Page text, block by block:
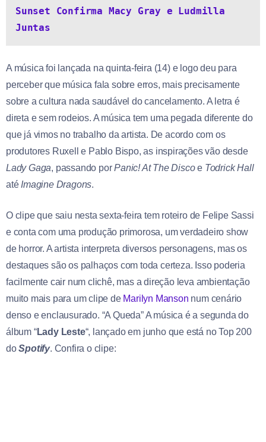
Sunset Confirma Macy Gray e Ludmilla
Juntas
A música foi lançada na quinta-feira (14) e logo deu para
perceber que música fala sobre erros, mais precisamente
sobre a cultura nada saudável do cancelamento. A letra é
direta e sem rodeios. A música tem uma pegada diferente do
que já vimos no trabalho da artista. De acordo com os
produtores Ruxell e Pablo Bispo, as inspirações vão desde
Lady Gaga, passando porPanic! At The Discoe Todrick Hall
até Imagine Dragons.
O clipe que saiu nesta sexta-feira tem roteiro de Felipe Sassi
e conta com uma produção primorosa, um verdadeiro show
de horror. A artista interpreta diversos personagens, mas os
destaques são os palhaços com toda certeza. Isso poderia
facilmente cair num clichê, mas a direção leva ambientação
muito mais para um clipe de Marilyn Manson num cenário
denso e enclausurado. “A Queda” A música é a segunda do
álbum “Lady Leste“, lançado em junho que está no Top 200
doSpotify. Confira o clipe: